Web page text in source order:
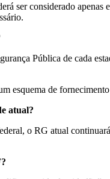
ser considerado
Pública de cada
esquema de
atual?
o RG atual